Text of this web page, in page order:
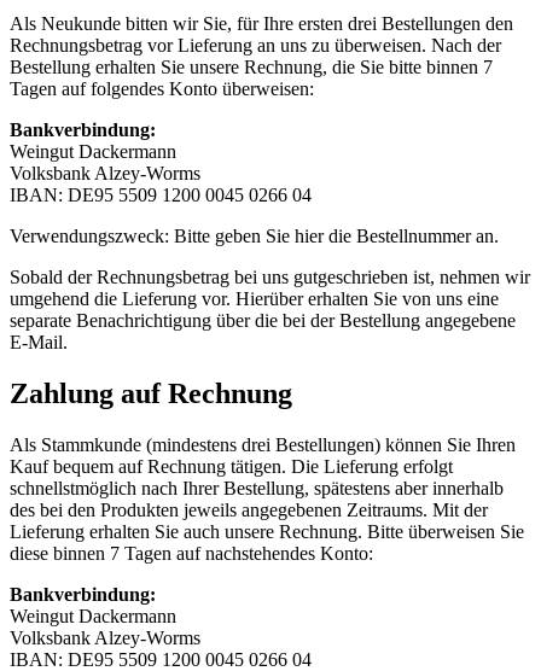
Als Neukunde bitten wir Sie, für Ihre ersten drei Bestellungen den
Rechnungsbetrag vor Lieferung an uns zu überweisen. Nach der
Bestellung erhalten Sie unsere Rechnung, die Sie bitte binnen 7
Tagen auf folgendes Konto überweisen:
Bankverbindung:
Weingut Dackermann
Volksbank Alzey-Worms
IBAN: DE95 5509 1200 0045 0266 04
Verwendungszweck: Bitte geben Sie hier die Bestellnummer an.
Sobald der Rechnungsbetrag bei uns gutgeschrieben ist, nehmen wir
umgehend die Lieferung vor. Hierüber erhalten Sie von uns eine
separate Benachrichtigung über die bei der Bestellung angegebene
E-Mail.
Zahlung auf Rechnung
Als Stammkunde (mindestens drei Bestellungen) können Sie Ihren
Kauf bequem auf Rechnung tätigen. Die Lieferung erfolgt
schnellstmöglich nach Ihrer Bestellung, spätestens aber innerhalb
des bei den Produkten jeweils angegebenen Zeitraums. Mit der
Lieferung erhalten Sie auch unsere Rechnung. Bitte überweisen Sie
diese binnen 7 Tagen auf nachstehendes Konto:
Bankverbindung:
Weingut Dackermann
Volksbank Alzey-Worms
IBAN: DE95 5509 1200 0045 0266 04